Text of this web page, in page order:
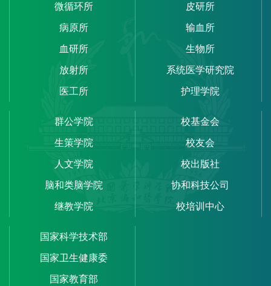
微循环所
病原所
血研所
放射所
医工所
皮研所
输血所
生物所
系统医学研究院
护理学院
群公学院
生策学院
人文学院
脑和类脑学院
继教学院
校基金会
校友会
校出版社
协和科技公司
校培训中心
国家科学技术部
国家卫生健康委
国家教育部